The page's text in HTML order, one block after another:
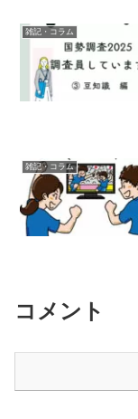
雑記・コラム
雑記・コラム
コメント